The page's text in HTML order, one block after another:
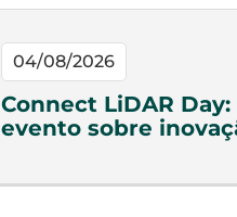
04/08/2026
Connect LiDAR Day:
evento sobre